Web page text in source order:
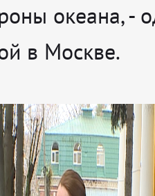
океана, -
в Москве.